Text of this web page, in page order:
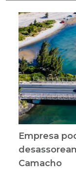
Empresa
Camacho